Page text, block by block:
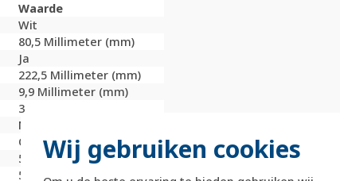
Wij gebruiken cookies
Waarde
Wit
80,5 Millimeter (mm)
Ja
222,5 Millimeter (mm)
9,9 Millimeter (mm)
3
Nee
Onbehandeld
59,3 Millimeter (mm)
59,3 Millimeter (mm)